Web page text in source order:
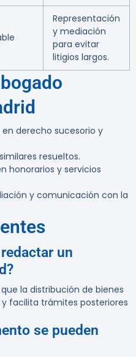
Representación
y mediación
para evitar
litigios largos.
derecho sucesorio y
resueltos.
honorarios y servicios
y comunicación con la
un
la distribución de bienes
facilita trámites posteriores
se pueden